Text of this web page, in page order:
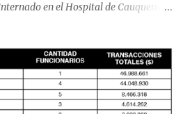
en el Hospital de Cauquenes.
de su estado de salud, el
traslado de urgencia al Hospital
urgencia la ambulancia partió hacia
En medio del traslado, el